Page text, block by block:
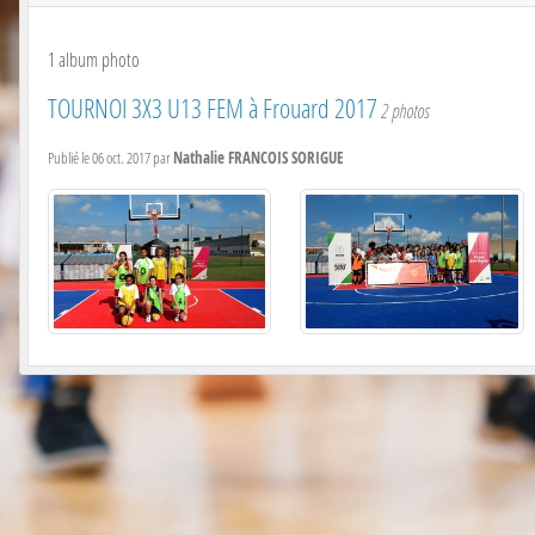
1 album photo
TOURNOI 3X3 U13 FEM à Frouard 20172 photos
Publié le06 oct. 2017parNathalie FRANCOIS SORIGUE